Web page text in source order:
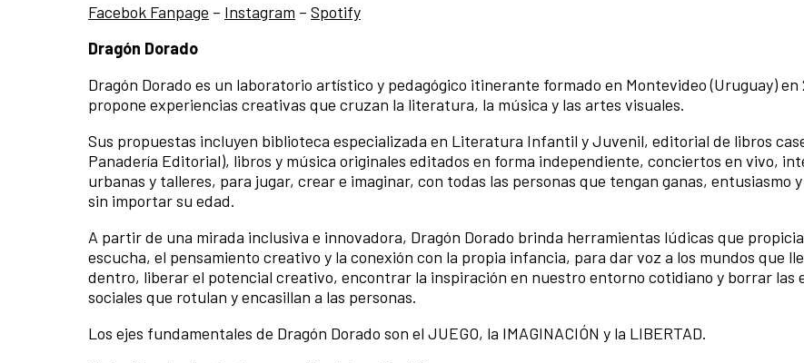
Facebok Fanpage – Instagram – Spotify
Dragón Dorado
Dragón Dorado es un laboratorio artístico y pedagógico itinerante formado en Montevideo (Uruguay) en
propone experiencias creativas que cruzan la literatura, la música y las artes visuales.
Sus propuestas incluyen biblioteca especializada en Literatura Infantil y Juvenil, editorial de libros
Panadería Editorial), libros y música originales editados en forma independiente, conciertos en vivo,
urbanas y talleres, para jugar, crear e imaginar, con todas las personas que tengan ganas, entusiasmo
sin importar su edad.
A partir de una mirada inclusiva e innovadora, Dragón Dorado brinda herramientas lúdicas que
escucha, el pensamiento creativo y la conexión con la propia infancia, para dar voz a los mundos que
dentro, liberar el potencial creativo, encontrar la inspiración en nuestro entorno cotidiano y borrar las
sociales que rotulan y encasillan a las personas.
Los ejes fundamentales de Dragón Dorado son el JUEGO, la IMAGINACIÓN y la LIBERTAD.